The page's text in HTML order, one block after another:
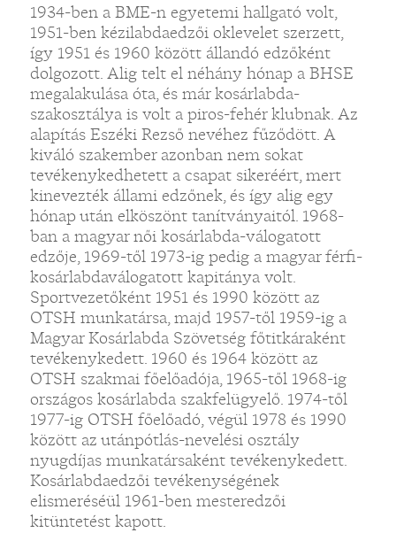
1934-ben a BME-n egyetemi hallgató volt,
1951-ben kézilabdaedzői oklevelet szerzett,
így 1951 és 1960 között állandó edzőként
dolgozott. Alig telt el néhány hónap a BHSE
megalakulása óta, és már kosárlabda-
szakosztálya is volt a piros-fehér klubnak. Az
alapítás Eszéki Rezső nevéhez fűződött. A
kiváló szakember azonban nem sokat
tevékenykedhetett a csapat sikeréért, mert
kinevezték állami edzőnek, és így alig egy
hónap után elköszönt tanítványaitól. 1968-
ban a magyar női kosárlabda-válogatott
edzője, 1969-től 1973-ig pedig a magyar férfi-
kosárlabdaválogatott kapitánya volt.
Sportvezetőként 1951 és 1990 között az
OTSH munkatársa, majd 1957-től 1959-ig a
Magyar Kosárlabda Szövetség főtitkáraként
tevékenykedett. 1960 és 1964 között az
OTSH szakmai főelőadója, 1965-től 1968-ig
országos kosárlabda szakfelügyelő. 1974-től
1977-ig OTSH főelőadó, végül 1978 és 1990
között az utánpótlás-nevelési osztály
nyugdíjas munkatársaként tevékenykedett.
Kosárlabdaedzői tevékenységének
elismeréséül 1961-ben mesteredzői
kitüntetést kapott.